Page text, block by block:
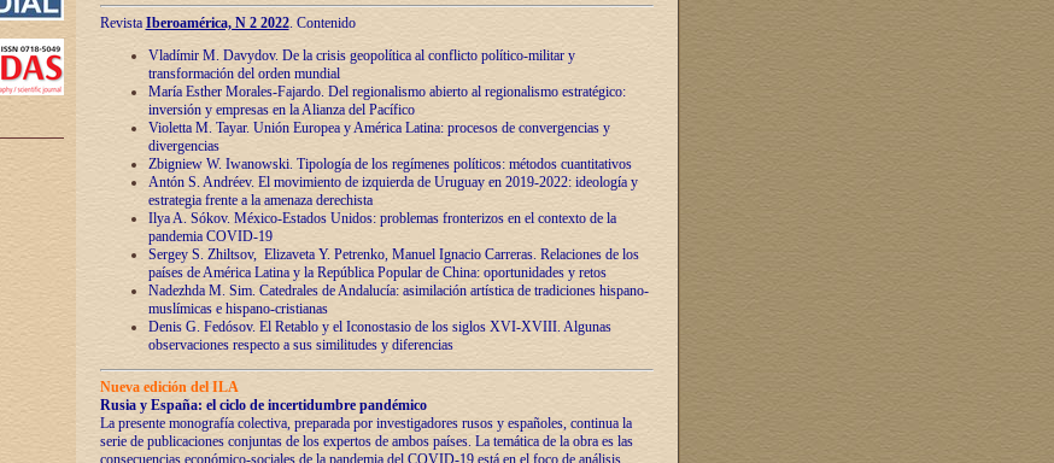
Revista Iberoamérica, N 2 2022. Contenido
Vladímir M. Davydov. De la crisis geopolítica al conflicto político-militar y
transformación del orden mundial
María Esther Morales-Fajardo. Del regionalismo abierto al regionalismo estratégico:
inversión y empresas en la Alianza del Pacífico
Violetta M. Tayar. Unión Europea y América Latina: procesos de convergencias y
divergencias
Zbigniew W. Iwanowski. Tipología de los regímenes políticos: métodos cuantitativos
Antón S. Andréev. El movimiento de izquierda de Uruguay en 2019-2022: ideología y
estrategia frente a la amenaza derechista
Ilya A. Sókov. México-Estados Unidos: problemas fronterizos en el contexto de la
pandemia COVID-19
Sergey S. Zhiltsov, Elizaveta Y. Petrenko, Manuel Ignacio Carreras. Relaciones de los
países de América Latina y la República Popular de China: oportunidades y retos
Nadezhda M. Sim. Catedrales de Andalucía: asimilación artística de tradiciones hispano-
muslímicas e hispano-cristianas
Denis G. Fedósov. El Retablo y el Iconostasio de los siglos XVI-XVIII. Algunas
observaciones respecto a sus similitudes y diferencias
Nueva edición del ILA
Rusia y España: el ciclo de incertidumbre pandémico
La presente monografía colectiva, preparada por investigadores rusos y españoles, continua la
serie de publicaciones conjuntas de los expertos de ambos países. La temática de la obra es las
consecuencias económico-sociales de la pandemia del COVID-19 está en el foco de análisis.